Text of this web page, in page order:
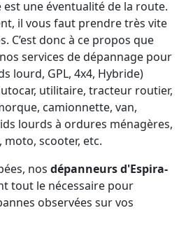
est une éventualité de la route.
il vous faut prendre très vite
C’est donc à ce propos que
services de dépannage pour
lourd, GPL, 4x4, Hybride)
utilitaire, tracteur routier,
camionnette, van,
lourds à ordures ménagères,
moto, scooter, etc.
nos dépanneurs d'Espira-
tout le nécessaire pour
observées sur vos